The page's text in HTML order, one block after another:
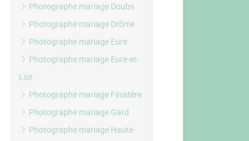
Photographe mariage Doubs
Photographe mariage Drôme
Photographe mariage Eure
Photographe mariage Eure-et-
Loir
Photographe mariage Finistère
Photographe mariage Gard
Photographe mariage Haute-